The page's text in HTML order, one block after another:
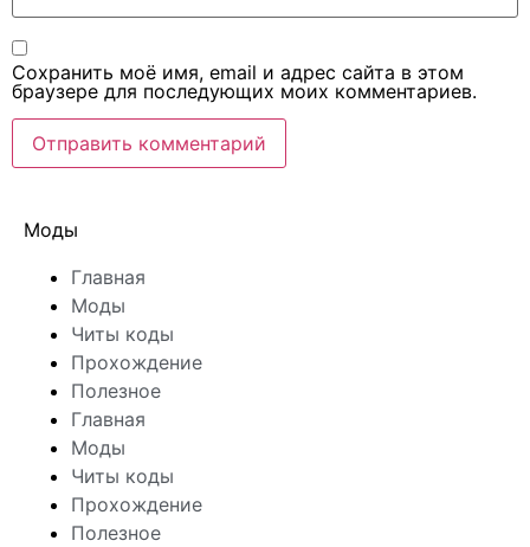
Сохранить моё имя, email и адрес сайта в этом
браузере для последующих моих комментариев.
Моды
Главная
Моды
Читы коды
Прохождение
Полезное
Главная
Моды
Читы коды
Прохождение
Полезное